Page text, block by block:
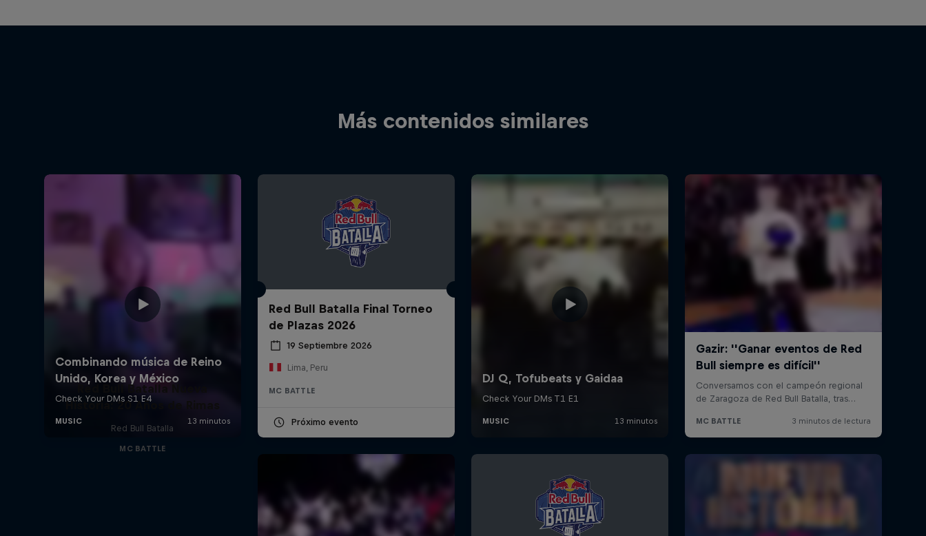
Más contenidos similares
Red Bull Batalla Final Torneo
de Plazas 2026
19 Septiembre 2026
Lima, Peru
MC BATTLE
Próximo evento
Red Bull Batalla Nueva
Historia: 20 Años de Rimas
Red Bull Batalla
MC BATTLE